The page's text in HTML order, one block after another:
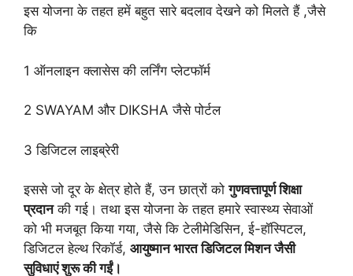
इस योजना के तहत हमें बहुत सारे बदलाव देखने को मिलते हैं ,जैसे
कि
1 ऑनलाइन क्लासेस की लर्निंग प्लेटफॉर्म
2 SWAYAM और DIKSHA जैसे पोर्टल
3 डिजिटल लाइब्रेरी
इससे जो दूर के क्षेत्र होते हैं, उन छात्रों कोगुणवत्तापूर्ण शिक्षा
प्रदानकी गई। तथा इस योजना के तहत हमारे स्वास्थ्य सेवाओं
को भी मजबूत किया गया, जैसे कि टेलीमेडिसिन, ई-हॉस्पिटल,
डिजिटल हेल्थ रिकॉर्ड, आयुष्मान भारत डिजिटल मिशन जैसी
सुविधाएं शुरू की गईं।